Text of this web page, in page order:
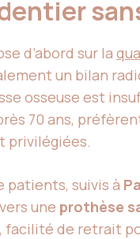
d’abord sur la
un bilan
osseuse est
70 ans,
privilégiées.
patients, suivis à
une prothèse
de retrait